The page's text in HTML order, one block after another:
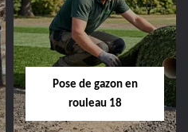
de pelouse 18
Entreprise tonte et
Cher tel: 02.52.56.49.40
Pose de gazon en
rouleau 18